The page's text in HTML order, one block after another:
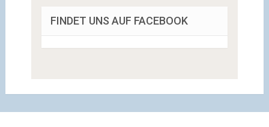
FINDET UNS AUF FACEBOOK